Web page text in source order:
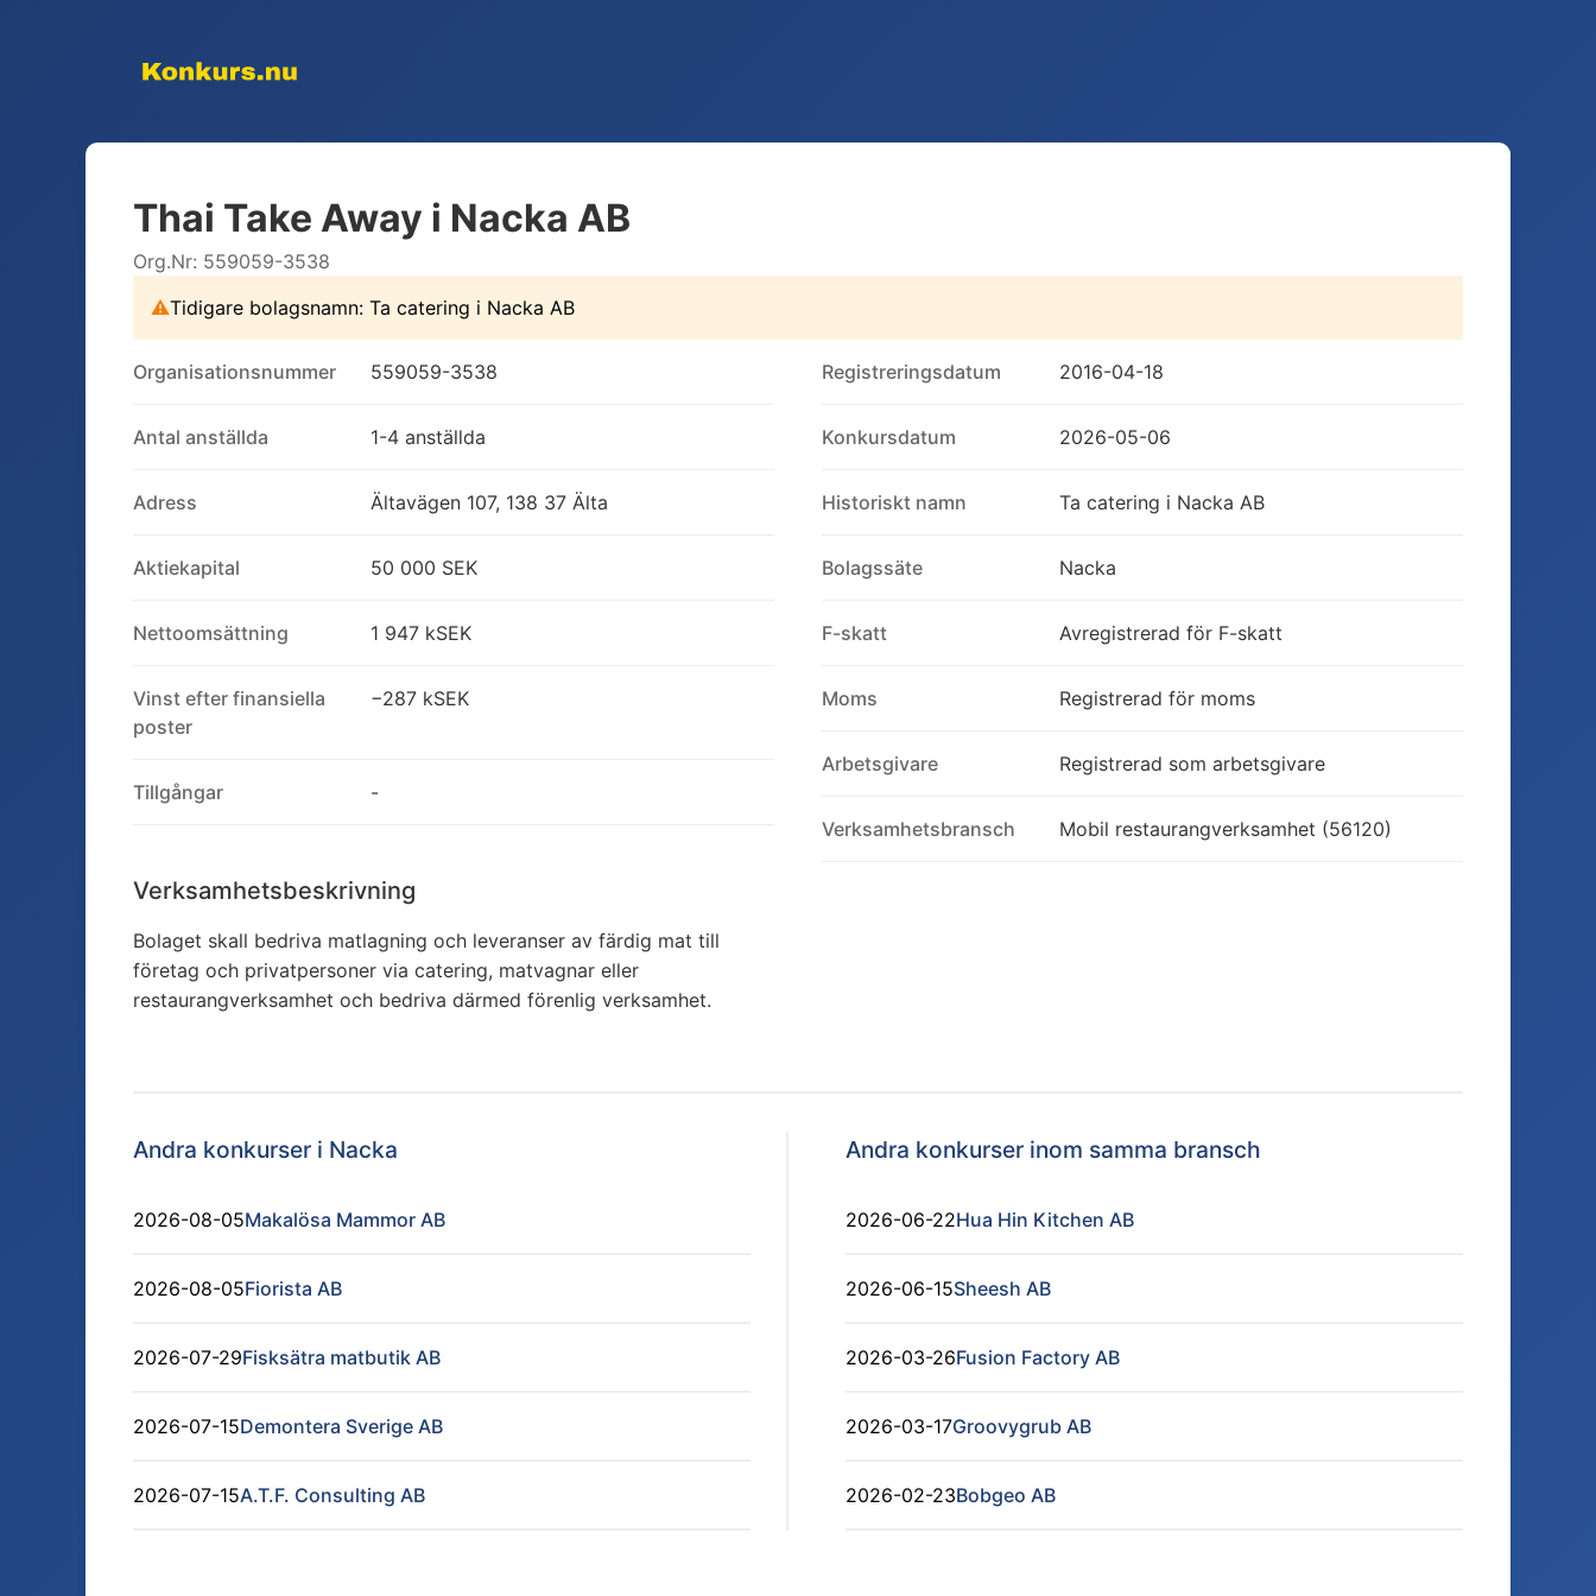
Thai Take Away i Nacka AB
Org.Nr: 559059-3538
⚠Tidigare bolagsnamn: Ta catering i Nacka AB
Organisationsnummer 559059-3538
Antal anställda 1-4 anställda
Adress Ältavägen 107, 138 37 Älta
Aktiekapital 50 000 SEK
Nettoomsättning 1 947 kSEK
Vinst efter finansiella
poster
−287 kSEK
Tillgångar -
Verksamhetsbeskrivning
Bolaget skall bedriva matlagning och leveranser av färdig mat till
företag och privatpersoner via catering, matvagnar eller
restaurangverksamhet och bedriva därmed förenlig verksamhet.
Registreringsdatum 2016-04-18
Konkursdatum 2026-05-06
Historiskt namn Ta catering i Nacka AB
Bolagssäte Nacka
F-skatt Avregistrerad för F-skatt
Moms Registrerad för moms
Arbetsgivare Registrerad som arbetsgivare
Verksamhetsbransch Mobil restaurangverksamhet (56120)
Andra konkurser i Nacka
2026-08-05Makalösa Mammor AB
2026-08-05Fiorista AB
2026-07-29Fisksätra matbutik AB
2026-07-15Demontera Sverige AB
2026-07-15A.T.F. Consulting AB
Andra konkurser inom samma bransch
2026-06-22Hua Hin Kitchen AB
2026-06-15Sheesh AB
2026-03-26Fusion Factory AB
2026-03-17Groovygrub AB
2026-02-23Bobgeo AB